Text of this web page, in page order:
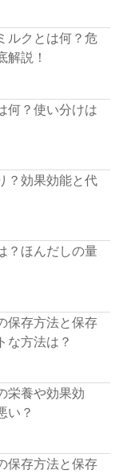
ルクとは何？危
解説！
何？使い分けは
？効果効能と代
？ほんだしの量
保存方法と保存
な方法は？
栄養や効果効
い？
保存方法と保存